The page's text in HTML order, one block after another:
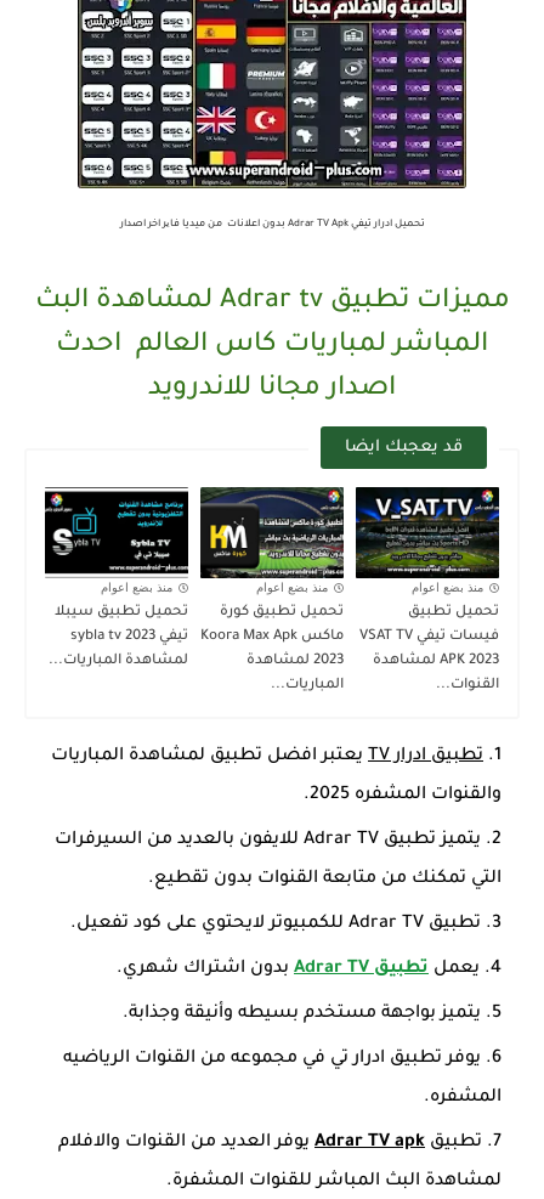
تحميل ادرار تيفي Adrar TV Apk بدون اعلانات من ميديا فایر اخر اصدار
مميزات تطبيق Adrar tv لمشاهدة البث
المباشر لمباريات كاس العالم احدث
اصدار مجانا للاندرويد
قد يعجبك ايضا
منذ بضع اعوام
تحميل تطبيق
فيسات تيفي VSAT TV
APK 2023 لمشاهدة
القنوات...
منذ بضع اعوام
تحميل تطبيق كورة
ماكس Koora Max Apk
2023 لمشاهدة
المباريات...
منذ بضع اعوام
تحميل تطبيق سيبلا
تيفي sybla tv 2023
لمشاهدة المباريات...
تطبيق ادرار TV
يعتبر افضل تطبيق لمشاهدة المباريات
والقنوات المشفره 2025.
يتميز تطبيق Adrar TV للايفون بالعديد من السيرفرات
التي تمكنك من متابعة القنوات بدون تقطيع.
تطبيق Adrar TV للكمبيوتر لايحتوي على كود تفعيل.
يعمل تطبيق Adrar TV بدون اشتراك شهري.
يتميز بواجهة مستخدم بسيطه وأنيقة وجذابة.
يوفر تطبيق ادرار تي في مجموعه من القنوات الرياضيه
المشفره.
تطبيق Adrar TV apk يوفر العديد من القنوات والافلام
لمشاهدة البث المباشر للقنوات المشفرة.